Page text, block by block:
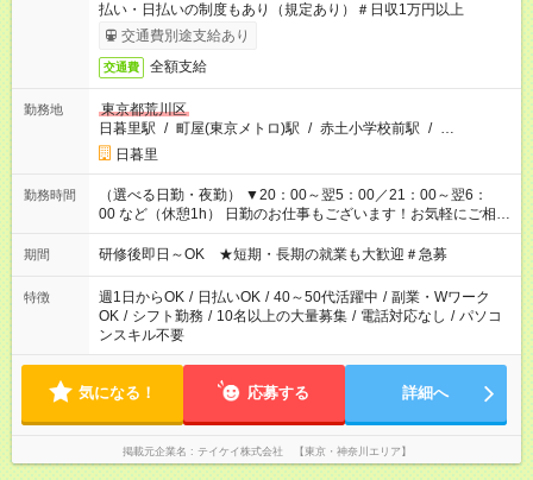
払い・日払いの制度もあり（規定あり）＃日収1万円以上
交通費別途支給あり
交通費 全額支給
勤務地
東京都荒川区
日暮里駅 / 町屋(東京メトロ)駅 / 赤土小学校前駅 / …
日暮里
勤務時間
（選べる日勤・夜勤） ▼20：00～翌5：00／21：00～翌6：
00 など（休憩1h） 日勤のお仕事もございます！お気軽にご相談
ください！
期間 研修後即日～OK ★短期・長期の就業も大歓迎＃急募
特徴 週1日からOK / 日払いOK / 40～50代活躍中 / 副業・Wワーク
OK / シフト勤務 / 10名以上の大量募集 / 電話対応なし / パソコ
ンスキル不要
気になる！ 応募する 詳細へ
掲載元企業名 テイケイ株式会社 【東京・神奈川エリア】